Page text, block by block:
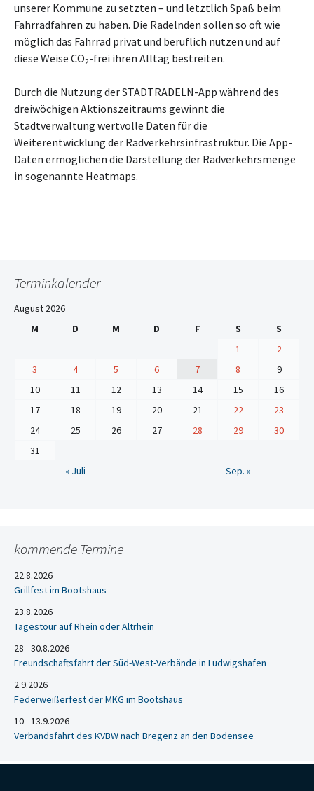
unserer Kommune zu setzten – und letztlich Spaß beim
Fahrradfahren zu haben. Die Radelnden sollen so oft wie
möglich das Fahrrad privat und beruflich nutzen und auf
diese Weise CO2-frei ihren Alltag bestreiten.
Durch die Nutzung der STADTRADELN-App während des
dreiwöchigen Aktionszeitraums gewinnt die
Stadtverwaltung wertvolle Daten für die
Weiterentwicklung der Radverkehrsinfrastruktur. Die App-
Daten ermöglichen die Darstellung der Radverkehrsmenge
in sogenannte Heatmaps.
Terminkalender
August 2026
M
D M D F S
S
1
2
3
4 5 6 7 8
9
10
11 12 13 14 15
16
17
18 19 20 21 22
23
24
25 26 27 28 29
30
31
« Juli
Sep. »
kommende Termine
22.8.2026
Grillfest im Bootshaus
23.8.2026
Tagestour auf Rhein oder Altrhein
28 - 30.8.2026
Freundschaftsfahrt der Süd-West-Verbände in Ludwigshafen
2.9.2026
Federweißerfest der MKG im Bootshaus
10 - 13.9.2026
Verbandsfahrt des KVBW nach Bregenz an den Bodensee